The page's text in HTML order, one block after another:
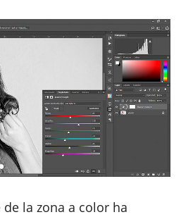
la zona a color ha